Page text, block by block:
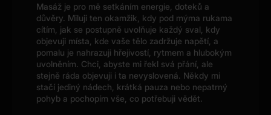
Masáž je pro mě setkáním energie, doteků a
důvěry. Miluji ten okamžik, kdy pod mýma rukama
cítím, jak se postupně uvolňuje každý sval, kdy
objevuji místa, kde vaše tělo zadržuje napětí, a
pomalu je nahrazuji hřejivostí, rytmem a hlubokým
uvolněním. Chci, abyste mi řekl svá přání, ale
stejně ráda objevuji i ta nevyslovená. Někdy mi
stačí jediný nádech, krátká pauza nebo nepatrný
pohyb a pochopím vše, co potřebuji vědět.